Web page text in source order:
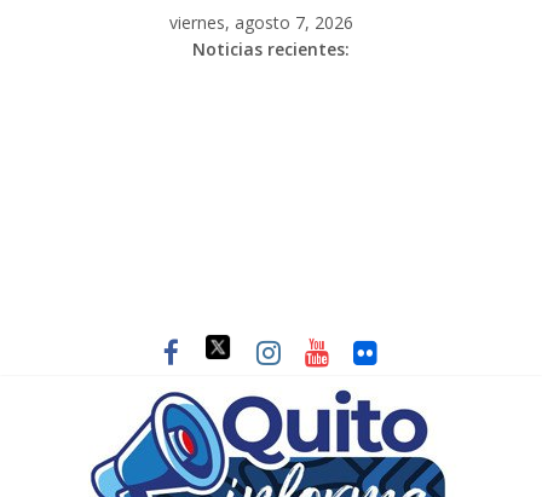
viernes, agosto 7, 2026
Noticias recientes: